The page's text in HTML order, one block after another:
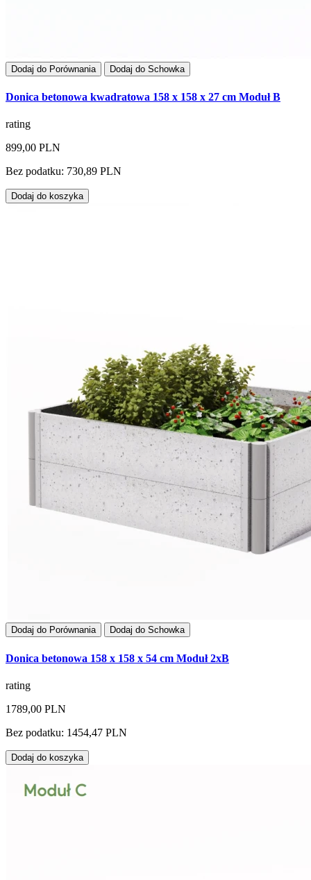
Dodaj do Porównania Dodaj do Schowka
Donica betonowa kwadratowa 158 x 158 x 27 cm Moduł B
rating
899,00 PLN
Bez podatku: 730,89 PLN
Dodaj do koszyka
Dodaj do Porównania Dodaj do Schowka
Donica betonowa 158 x 158 x 54 cm Moduł 2xB
rating
1789,00 PLN
Bez podatku: 1454,47 PLN
Dodaj do koszyka